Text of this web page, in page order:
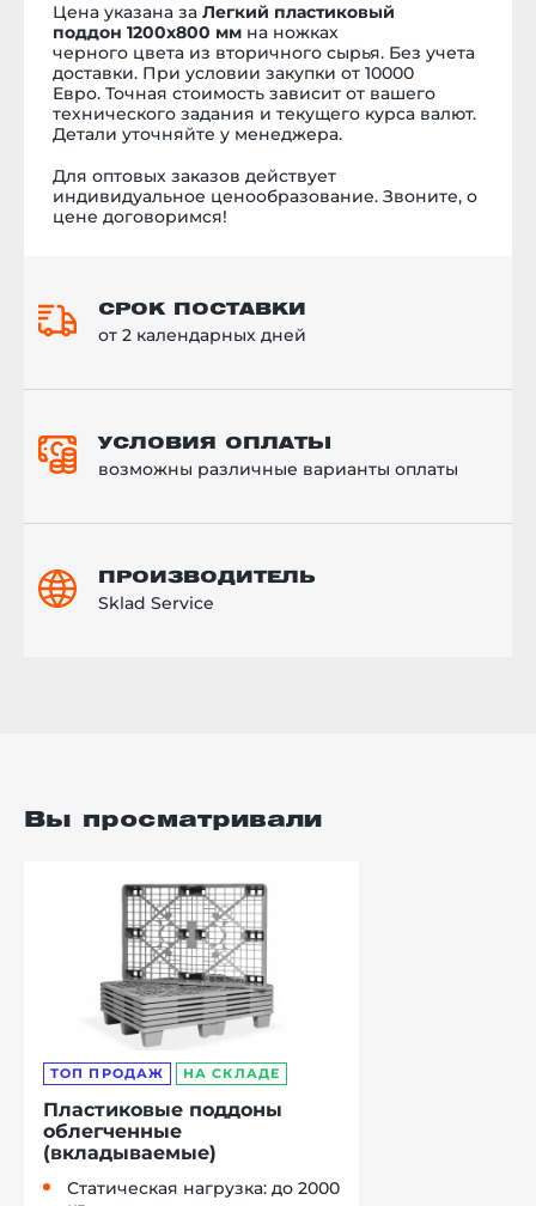
Цена указана за Легкий пластиковый
поддон 1200х800 мм на ножках
черного цвета из вторичного сырья. Без учета
доставки. При условии закупки от 10000
Евро. Точная стоимость зависит от вашего
технического задания и текущего курса валют.
Детали уточняйте у менеджера.
Для оптовых заказов действует
индивидуальное ценообразование. Звоните, о
цене договоримся!
СРОК ПОСТАВКИ
от 2 календарных дней
УСЛОВИЯ ОПЛАТЫ
возможны различные варианты оплаты
ПРОИЗВОДИТЕЛЬ
Sklad Service
Вы просматривали
ТОП ПРОДАЖ НА СКЛАДЕ
Пластиковые поддоны
облегченные
(вкладываемые)
Статическая нагрузка: до 2000